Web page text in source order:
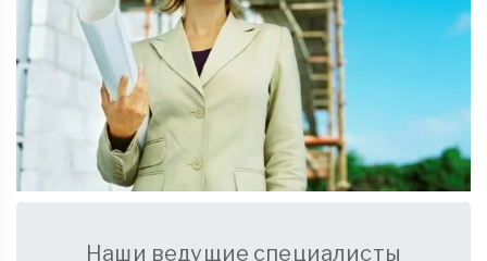
Наши ведущие специалисты